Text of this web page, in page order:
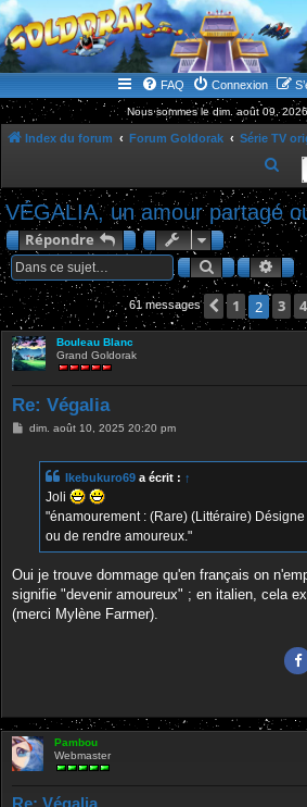
WWW.GOLDORAKGO.COM
le site de la Lune Rouge
FAQ Connexion
Nous sommes le dim. août 09,
Index du forum Forum Goldorak Série TV
e
c
e
r
c
VÉGALIA, un amour partagé
Répondre
Rechercher
61 messages Précédente
1 2 3 4
Bouleau Blanc
Grand Goldorak
Re: Végalia
Mdim. août 10, 2025 20:20 pm
Ikebukuro69 a écrit : ↑
Joli
"énamourement : (Rare) (Littéraire) Désigne
ou de rendre amoureux."
Oui je trouve dommage qu'en français on
signifie "devenir amoureux" ; en italien, cela
(merci Mylène Farmer).
Pambou
Webmaster
Re: Végalia